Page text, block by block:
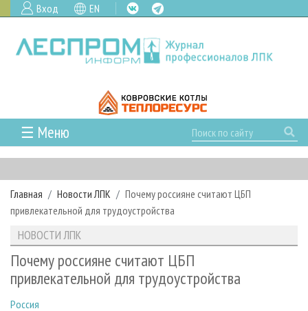
Вход EN
☰ Меню
ГЛАВНАЯ
РУБРИКИ И ТЕМЫ
РУБРИКИ ЖУРНАЛА
ЛЕСОЗАГОТОВКА
ЛЕСОПИЛЕНИЕ
НОВОСТИ
НОВОСТИ ЛПК
НОВОСТИ ЖУРНАЛА
ПРОЕКТЫ ЛПИ
АНАЛИТИКА
ПРЕДПРИЯТИЯ ЛПК
АРХИВ ЖУРНАЛОВ
О ЖУРНАЛЕ
РЕКЛАМОДАТЕЛЯМ
Главная Новости ЛПК
Почему россияне считают ЦБП
привлекательной для трудоустройства
НОВОСТИ ЛПК
Почему россияне считают ЦБП
привлекательной для трудоустройства
Россия